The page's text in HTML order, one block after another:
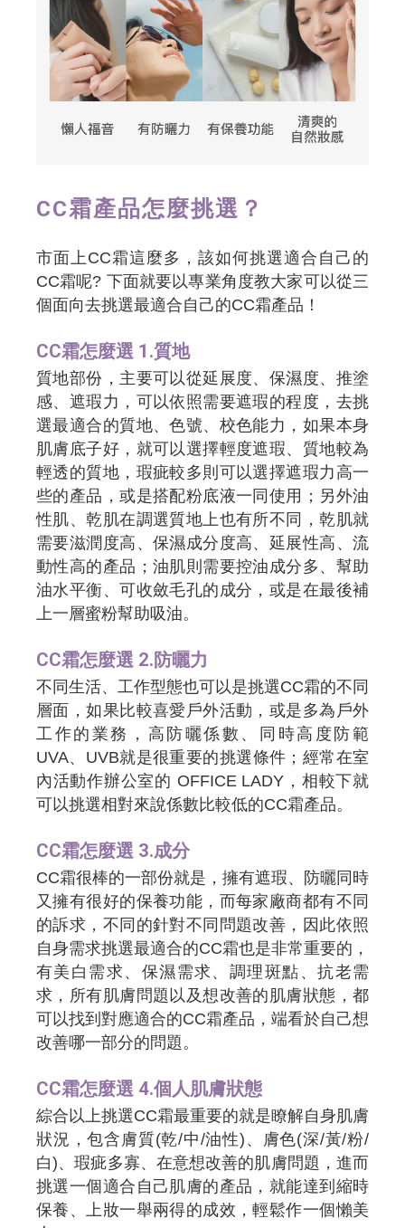
CC霜產品怎麼挑選？
市面上CC霜這麼多，該如何挑選適合自己的
CC霜呢? 下面就要以專業角度教大家可以從三
個面向去挑選最適合自己的CC霜產品！
CC霜怎麼選 1.質地
質地部份，主要可以從延展度、保濕度、推塗
感、遮瑕力，可以依照需要遮瑕的程度，去挑
選最適合的質地、色號、校色能力，如果本身
肌膚底子好，就可以選擇輕度遮瑕、質地較為
輕透的質地，瑕疵較多則可以選擇遮瑕力高一
些的產品，或是搭配粉底液一同使用；另外油
性肌、乾肌在調選質地上也有所不同，乾肌就
需要滋潤度高、保濕成分度高、延展性高、流
動性高的產品；油肌則需要控油成分多、幫助
油水平衡、可收斂毛孔的成分，或是在最後補
上一層蜜粉幫助吸油。
CC霜怎麼選 2.防曬力
不同生活、工作型態也可以是挑選CC霜的不同
層面，如果比較喜愛戶外活動，或是多為戶外
工作的業務，高防曬係數、同時高度防範
UVA、UVB就是很重要的挑選條件；經常在室
內活動作辦公室的 OFFICE LADY，相較下就
可以挑選相對來說係數比較低的CC霜產品。
CC霜怎麼選 3.成分
CC霜很棒的一部份就是，擁有遮瑕、防曬同時
又擁有很好的保養功能，而每家廠商都有不同
的訴求，不同的針對不同問題改善，因此依照
自身需求挑選最適合的CC霜也是非常重要的，
有美白需求、保濕需求、調理斑點、抗老需
求，所有肌膚問題以及想改善的肌膚狀態，都
可以找到對應適合的CC霜產品，端看於自己想
改善哪一部分的問題。
CC霜怎麼選 4.個人肌膚狀態
綜合以上挑選CC霜最重要的就是瞭解自身肌膚
狀況，包含膚質(乾/中/油性)、膚色(深/黃/粉/
白)、瑕疵多寡、在意想改善的肌膚問題，進而
挑選一個適合自己肌膚的產品，就能達到縮時
保養、上妝一舉兩得的成效，輕鬆作一個懶美